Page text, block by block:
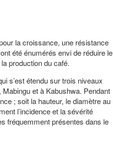
la croissance, une résistance
été énumérés envi de réduire le
production du café.
s’est étendu sur trois niveaux
et à Kabushwa. Pendant
; soit la hauteur, le diamètre au
l’incidence et la sévérité
fréquemment présentes dans le